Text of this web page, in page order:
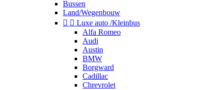
Bussen
Land/Wegenbouw
  Luxe auto /Kleinbus
Alfa Romeo
Audi
Austin
BMW
Borgward
Cadillac
Chrevrolet